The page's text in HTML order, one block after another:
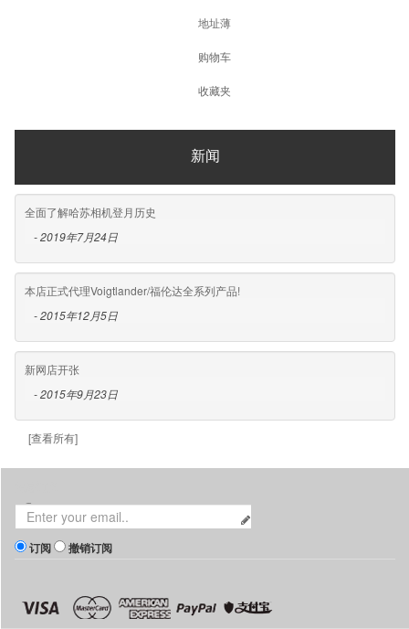
地址薄
购物车
收藏夹
新闻
全面了解哈苏相机登月历史
- 2019年7月24日
本店正式代理Voigtlander/福伦达全系列产品!
- 2015年12月5日
新网店开张
- 2015年9月23日
[查看所有]
订阅 撤销订阅